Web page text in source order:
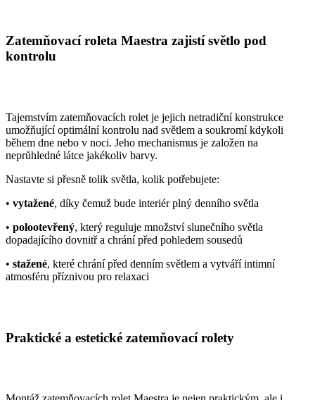
Zatemňovací roleta Maestra zajistí světlo pod
kontrolu
Tajemstvím zatemňovacích rolet je jejich netradiční konstrukce
umožňující optimální kontrolu nad světlem a soukromí kdykoli
během dne nebo v noci. Jeho mechanismus je založen na
neprůhledné látce jakékoliv barvy.
Nastavte si přesně tolik světla, kolik potřebujete:
• vytažené, díky čemuž bude interiér plný denního světla
• polootevřený, který reguluje množství slunečního světla
dopadajícího dovnitř a chrání před pohledem sousedů
• stažené, které chrání před denním světlem a vytváří intimní
atmosféru příznivou pro relaxaci
Praktické a estetické zatemňovací rolety